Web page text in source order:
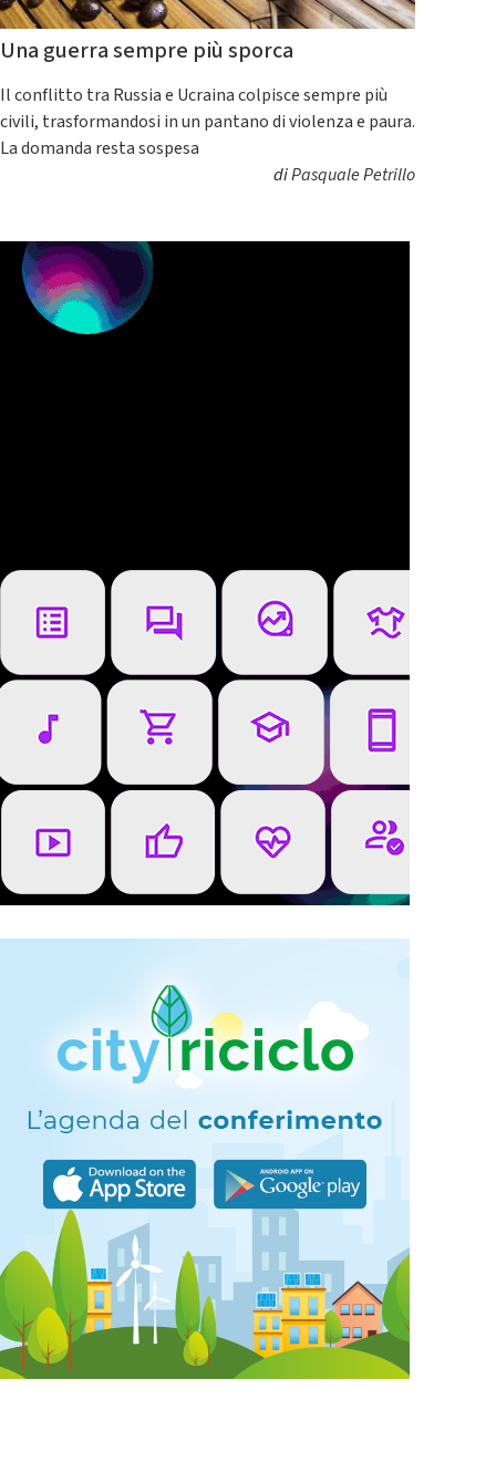
Una guerra sempre più sporca
Il conflitto tra Russia e Ucraina colpisce sempre più
civili, trasformandosi in un pantano di violenza e paura.
La domanda resta sospesa
diPasquale Petrillo